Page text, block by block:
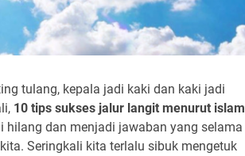
tulang, kepala jadi kaki dan kaki jadi
10 tips sukses jalur langit menurut islam
hilang dan menjadi jawaban yang selama
Seringkali kita terlalu sibuk mengetuk